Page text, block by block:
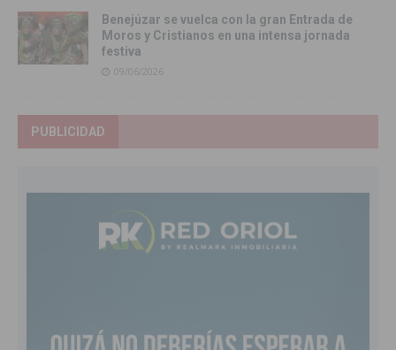
Benejúzar se vuelca con la gran Entrada de
Moros y Cristianos en una intensa jornada
festiva
09/06/2026
PUBLICIDAD